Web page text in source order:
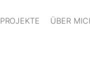
PROJEKTE ÜBER